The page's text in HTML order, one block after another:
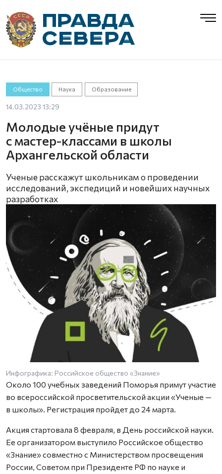
Общество Наука Образование
14.03.2023 13:29
Молодые учёные придут
с мастер-классами в школы
Архангельской области
Ученые расскажут школьникам о проведении
исследований, экспедиций и новейших научных
разработках
Инфографика: Российское общество «Знание»
Около 100 учебных заведений Поморья примут участие
во всероссийской просветительской акции «Ученые —
в школы». Регистрация пройдет до 24 марта.
Акция стартовала 8 февраля, в День российской науки.
Ее организатором выступило Российское общество
«Знание» совместно с Министерством просвещения
России, Советом при Президенте РФ по науке и